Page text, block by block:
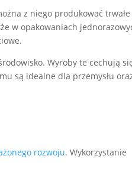
z niego produkować trwałe
w opakowaniach
Wyroby te cechują
są idealne dla przemysłu
rozwoju. Wykorzystanie